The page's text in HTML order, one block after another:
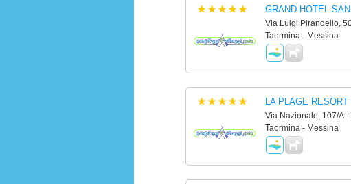
GRAND HOTEL
Via Luigi Pirandello,
Taormina - Messina
LA PLAGE RESORT
Via Nazionale, 107/A
Taormina - Messina